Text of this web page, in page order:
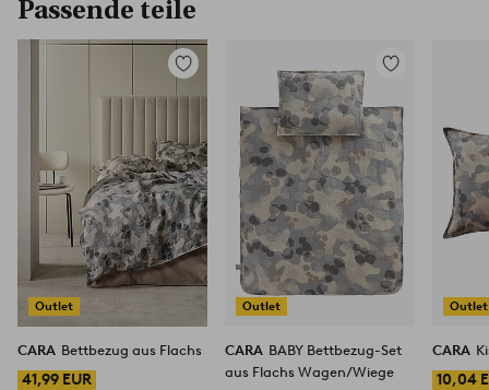
Passende teile
Outlet
Zu
hinzufügen
CARA Bettbezug aus Flachs
41,99 EUR
Outlet
Zu
CARA BABY Bettbezug-Set
aus Flachs Wagen/Wiege
Outlet
CARA
10,04